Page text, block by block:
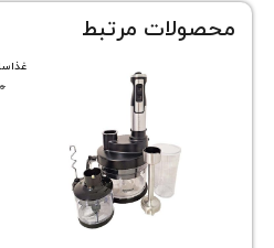
مرتبط
تومان